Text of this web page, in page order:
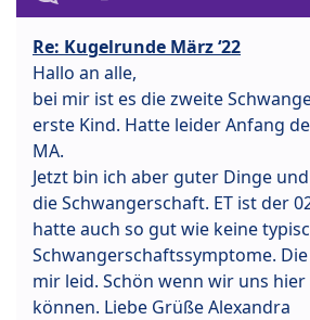
Re: Kugelrunde März ‘22
Hallo an alle,
bei mir ist es die zweite
erste Kind. Hatte leider Anfang
MA.
Jetzt bin ich aber guter Dinge
die Schwangerschaft. ET ist der
hatte auch so gut wie keine
Schwangerschaftssymptome.
mir leid. Schön wenn wir uns
können. Liebe Grüße Alexandra